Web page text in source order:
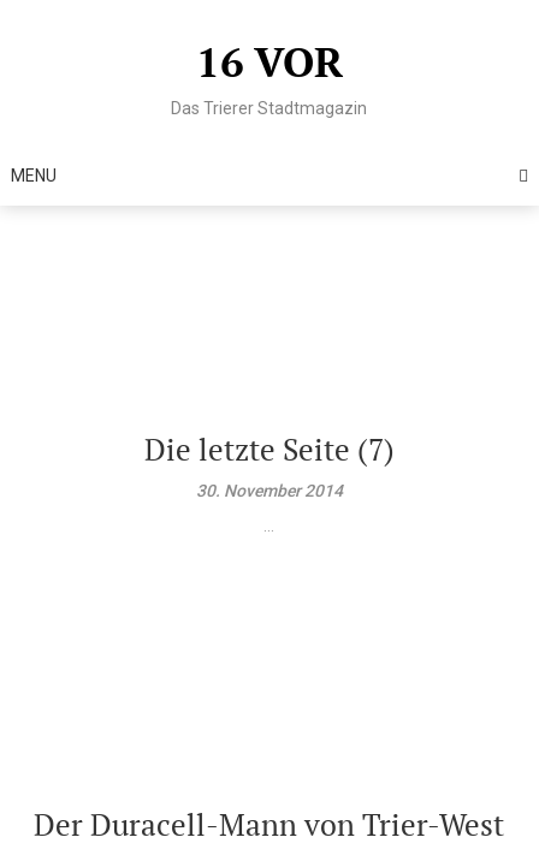
16 VOR
Das Trierer Stadtmagazin
MENU
Die letzte Seite (7)
30. November 2014
Der Duracell-Mann von Trier-West